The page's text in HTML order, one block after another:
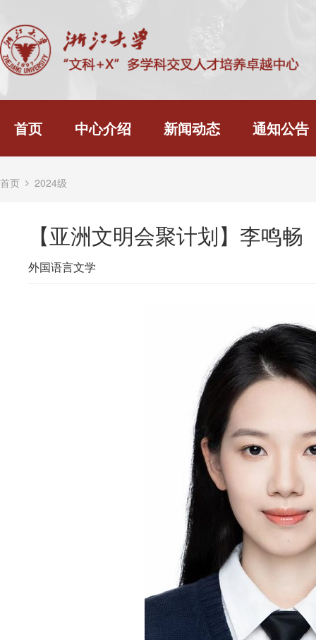
首页 中心介绍 新闻动态 通知公告
首页 2024级
【亚洲文明会聚计划】李鸣畅
外国语言文学